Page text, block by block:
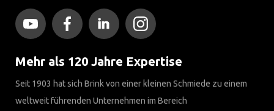
Mehr als 120 Jahre Expertise
Seit 1903 hat sich Brink von einer kleinen Schmiede zu einem
weltweit führenden Unternehmen im Bereich